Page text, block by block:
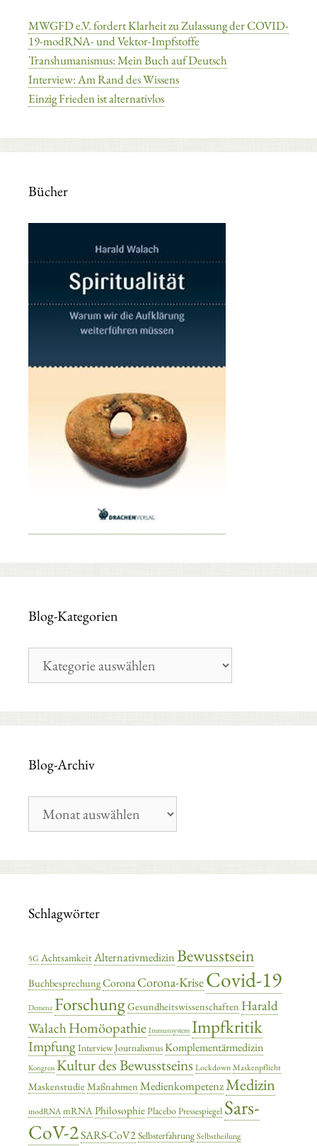
MWGFD e.V. fordert Klarheit zu Zulassung der COVID-
19-modRNA- und Vektor-Impfstoffe
Transhumanismus: Mein Buch auf Deutsch
Interview: Am Rand des Wissens
Einzig Frieden ist alternativlos
Bücher
Blog-Kategorien
Kategorien
Blog-Archiv
Archiv
Schlagwörter
5G AchtsamkeitAlternativmedizinBewusstsein
BuchbesprechungCoronaCorona-KriseCovid-19
Demenz ForschungGesundheitswissenschaften Harald
Walach Homöopathie Immunsystem Impfkritik
ImpfungInterviewJournalismusKomplementärmedizin
Kongress Kultur des Bewusstseins LockdownMaskenpflicht
MaskenstudieMaßnahmen MedienkompetenzMedizin
modRNAmRNAPhilosophiePlaceboPressespiegel Sars-
CoV-2SARS-CoV2SelbsterfahrungSelbstheilung